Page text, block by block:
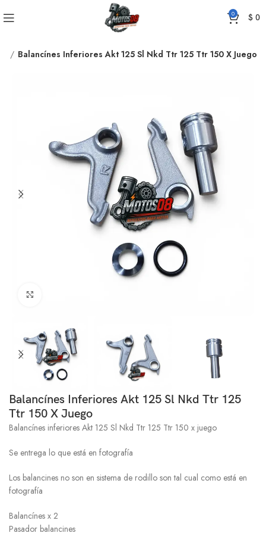
0 $0
Balancínes Inferiores Akt 125 Sl Nkd Ttr 125 Ttr 150 X Juego
Balancínes Inferiores Akt 125 Sl Nkd Ttr 125
Ttr 150 X Juego
Balancínes inferiores Akt 125 Sl Nkd Ttr 125 Ttr 150 x juego
Se entrega lo que está en fotografía
Los balancines no son en sistema de rodillo son tal cual como está en
fotografía
Balancínes x 2
Pasador balancines